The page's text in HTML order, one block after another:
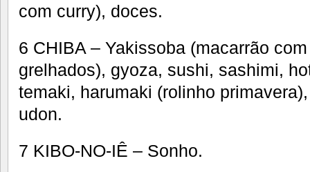
com curry), doces.
6 CHIBA – Yakissoba (macarrão
grelhados), gyoza, sushi, sashimi,
temaki, harumaki (rolinho
udon.
7 KIBO-NO-IÊ – Sonho.